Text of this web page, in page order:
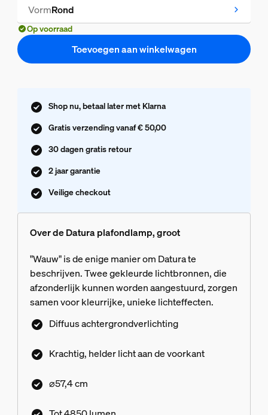
VormRond
Op voorraad
Toevoegen aan winkelwagen
Shop nu, betaal later met Klarna
Gratis verzending vanaf € 50,00
30 dagen gratis retour
2 jaar garantie
Veilige checkout
Over de Datura plafondlamp, groot
"Wauw" is de enige manier om Datura te
beschrijven. Twee gekleurde lichtbronnen, die
afzonderlijk kunnen worden aangestuurd, zorgen
samen voor kleurrijke, unieke lichteffecten.
Diffuus achtergrondverlichting
Krachtig, helder licht aan de voorkant
⌀57,4 cm